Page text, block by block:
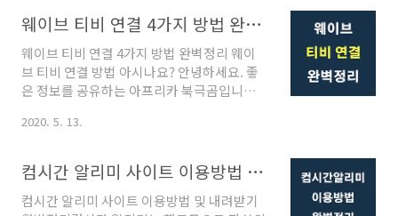
어 있습니다. 번역해보도록 하겠습니다. 내용
을 정리하면?"운송장번호가 033001700211
인 물건을 보냈는데 운송비는 669위안이고 환
전하면 약 12만원 정도 금액입니다. 전자영수
증을 다운받으려면 PDF와 JPG파일을 클릭
express는?중국 최대 규모의 택배회사입니
만족도 또한 다른 택배 회사들 보다 높아서 업
계 1위에 위치하고 있습니다. 중국에서..
웨이브 티비 연결 4가지 방법 완벽정리
웨이브 티비 연결 4가지 방법 완벽정리 웨이
브 티비 연결 방법 아시나요? 안녕하세요. 좋
은 정보를 공유하는 아프리카 북극곰입니다.
사업자를 넘어섰습니다. 이제는 유선케이블
VOD 등 스트리밍서비스를 이용하는 사람이
많아지고 있는 것입니다. 지금부터 소개할 웨
이브는 OTT라고 칭하고 있습니다.
2020. 5. 13.
컴시간 알리미 사이트 이용방법 및 내려받기 완벽정리
컴시간 알리미 사이트 이용방법 및 내려받기